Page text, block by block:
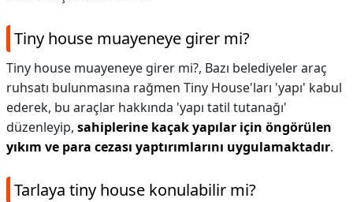
Tiny house muayeneye girer mi?
Tiny house muayeneye girer mi?, Bazı belediyeler araç
ruhsatı bulunmasına rağmen Tiny House'ları 'yapı' kabul
ederek, bu araçlar hakkında 'yapı tatil tutanağı'
düzenleyip, sahiplerine kaçak yapılar için öngörülen
yıkım ve para cezası yaptırımlarını uygulamaktadır.
Tarlaya tiny house konulabilir mi?